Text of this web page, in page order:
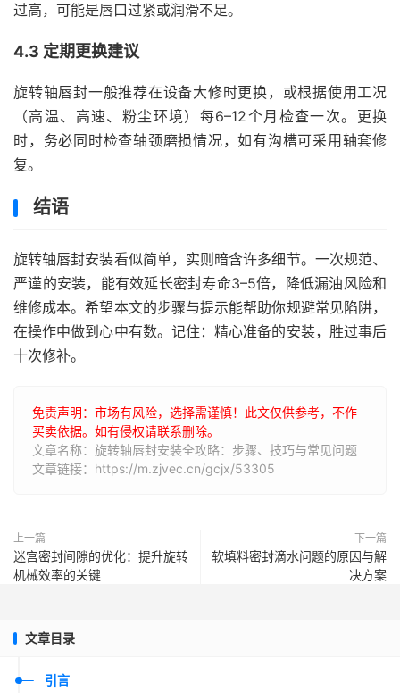
过高，可能是唇口过紧或润滑不足。
4.3 定期更换建议
旋转轴唇封一般推荐在设备大修时更换，或根据使用工况
（高温、高速、粉尘环境）每6–12个月检查一次。更换
时，务必同时检查轴颈磨损情况，如有沟槽可采用轴套修
复。
结语
旋转轴唇封安装看似简单，实则暗含许多细节。一次规范、
严谨的安装，能有效延长密封寿命3–5倍，降低漏油风险和
维修成本。希望本文的步骤与提示能帮助你规避常见陷阱，
在操作中做到心中有数。记住：精心准备的安装，胜过事后
十次修补。
免责声明：市场有风险，选择需谨慎！此文仅供参考，不作
买卖依据。如有侵权请联系删除。
文章名称：旋转轴唇封安装全攻略：步骤、技巧与常见问题
文章链接：https://m.zjvec.cn/gcjx/53305
上一篇
迷宫密封间隙的优化：提升旋转
机械效率的关键
下一篇
软填料密封滴水问题的原因与解
决方案
文章目录
引言